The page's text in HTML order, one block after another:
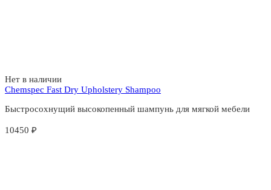
Нет в наличии
Chemspec Fast Dry Upholstery Shampoo
Быстросохнущий высокопенный шампунь для мягкой мебели
10450 ₽